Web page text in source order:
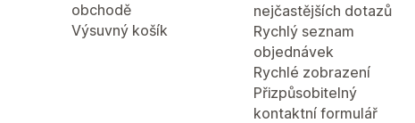
obchodě
Výsuvný košík
nejčastějších dotazů
Rychlý seznam
objednávek
Rychlé zobrazení
Přizpůsobitelný
kontaktní formulář